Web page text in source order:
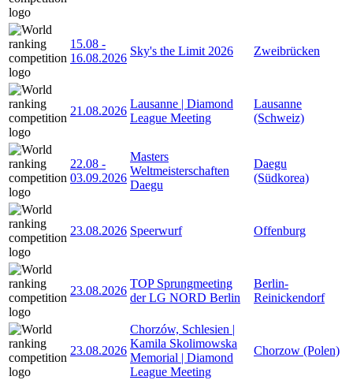
15.08 -
16.08.2026
Sky's the Limit 2026 Zweibrücken
21.08.2026
Lausanne | Diamond
League Meeting
Lausanne
(Schweiz)
22.08 -
03.09.2026
Masters
Weltmeisterschaften
Daegu
Daegu
(Südkorea)
23.08.2026 Speerwurf Offenburg
23.08.2026
TOP Sprungmeeting
der LG NORD Berlin
Berlin-
Reinickendorf
23.08.2026
Chorzów, Schlesien |
Kamila Skolimowska
Memorial | Diamond
League Meeting
Chorzow (Polen)